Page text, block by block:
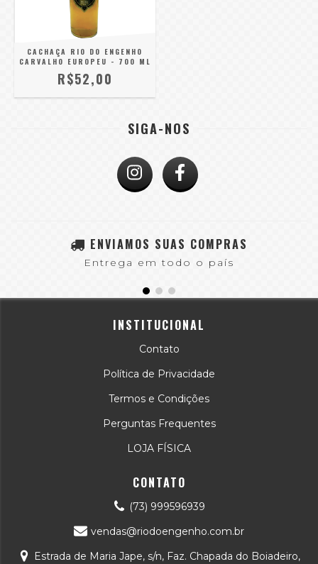
CACHAÇA RIO DO ENGENHO
CARVALHO EUROPEU - 700 ML
R$52,00
SIGA-NOS
ENVIAMOS SUAS COMPRAS
Entrega em todo o país
INSTITUCIONAL
Contato
Política de Privacidade
Termos e Condições
Perguntas Frequentes
LOJA FÍSICA
CONTATO
(73) 999596939
vendas@riodoengenho.com.br
Estrada de Maria Jape, s/n, Faz. Chapada do Boiadeiro,